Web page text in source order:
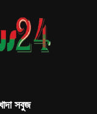
সবুজ